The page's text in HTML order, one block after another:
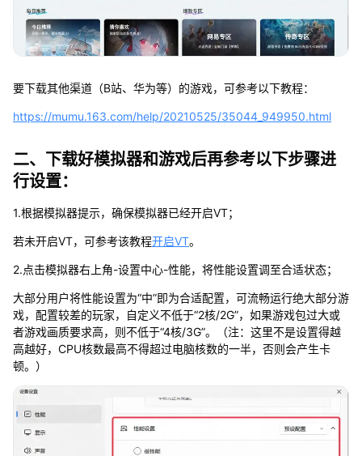
要下载其他渠道（B站、华为等）的游戏，可参考以下教程：
https://mumu.163.com/help/20210525/35044_949950.html
二、下载好模拟器和游戏后再参考以下步骤进
行设置：
1.根据模拟器提示，确保模拟器已经开启VT；
若未开启VT，可参考该教程开启VT。
2.点击模拟器右上角-设置中心-性能，将性能设置调至合适状态；
大部分用户将性能设置为“中”即为合适配置，可流畅运行绝大部分游
戏，配置较差的玩家，自定义不低于“2核/2G”，如果游戏包过大或
者游戏画质要求高，则不低于“4核/3G”。（注：这里不是设置得越
高越好，CPU核数最高不得超过电脑核数的一半，否则会产生卡
顿。）